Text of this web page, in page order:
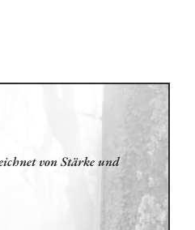
von Stärke und